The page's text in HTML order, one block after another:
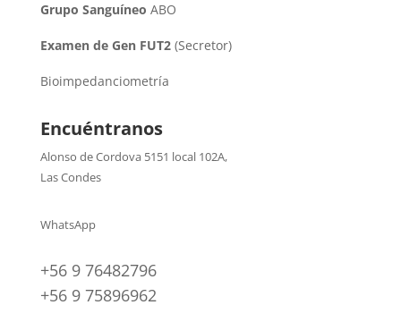
Grupo Sanguíneo ABO
Examen de Gen FUT2(Secretor)
Bioimpedanciometría
Encuéntranos
Alonso de Cordova 5151 local 102A,
Las Condes
WhatsApp
+56 9 76482796
+56 9 75896962